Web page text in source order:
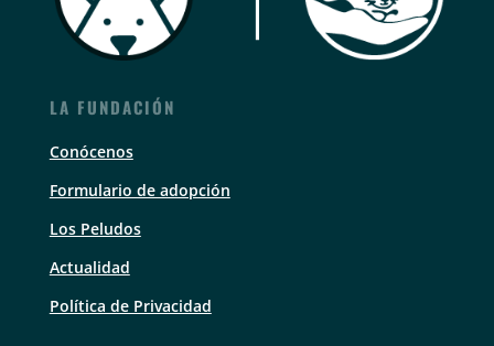
LA FUNDACIÓN
Conócenos
Formulario de adopción
Los Peludos
Actualidad
Política de Privacidad